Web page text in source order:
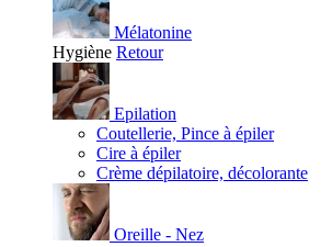
Mélatonine
Hygiène Retour
Epilation
Coutellerie, Pince à épiler
Cire à épiler
Crème dépilatoire, décolorante
Oreille - Nez